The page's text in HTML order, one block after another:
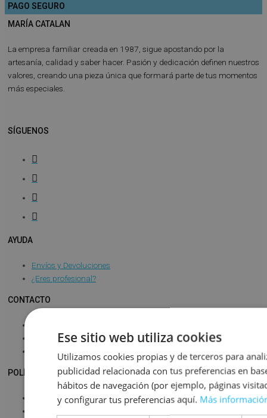
PAGO SEGURO
MARÍA CATALAN
La empresa familiar creada en 1987, sigue apostando por la
artesanía, calidad y saber hacer. Pasión y dedicación definen nuestros
valores, creando una pieza única que formará parte de tus momentos
más especiales.
SÍGUENOS
AYUDA
Envíos y Devoluciones
¿Eres profesional?
CONTACTO
Atención al cliente
Atención B2B
POLÍTICAS
Aviso Legal
Ese sitio web utiliza cookies
Utilizamos cookies propias y de terceros para
publicidad relacionada con tus preferencias en
hábitos de navegación (por ejemplo, páginas
y configurar tus preferencias aquí. Más